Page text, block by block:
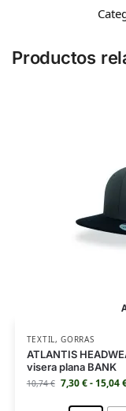
Productos
TEXTIL,GORRAS
ATLANTIS
visera plana BANK
10,74€ 7,30€- 15,04